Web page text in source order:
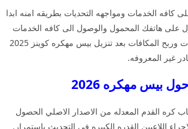
كافه الخدمات ومواجهه التحديات بطريقه امنه ابدا
على هاتفك المحمول والوصول الى كافه الخدمات
المقدمه. لكن والتحديات وربح المكافات بعد تنزيل بيس مهكره كوينز 2025
غير المعروفه.
بيس مهكره 2026
كره القدم المعدله من الاصدار الاصلي الحصول
اللاعبين القدره الكبيره في التحديث باستمرار.